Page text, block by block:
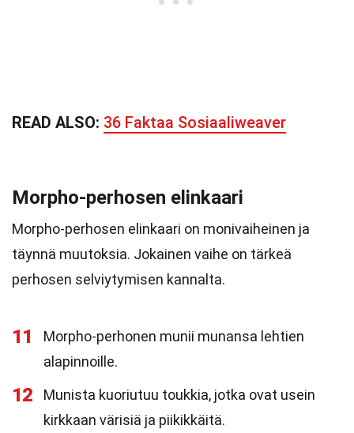
READ ALSO: 36 Faktaa Sosiaaliweaver
Morpho-perhosen elinkaari
Morpho-perhosen elinkaari on monivaiheinen ja
täynnä muutoksia. Jokainen vaihe on tärkeä
perhosen selviytymisen kannalta.
11
Morpho-perhonen munii munansa lehtien
alapinnoille.
12
Munista kuoriutuu toukkia, jotka ovat usein
kirkkaan värisiä ja piikikkäitä.